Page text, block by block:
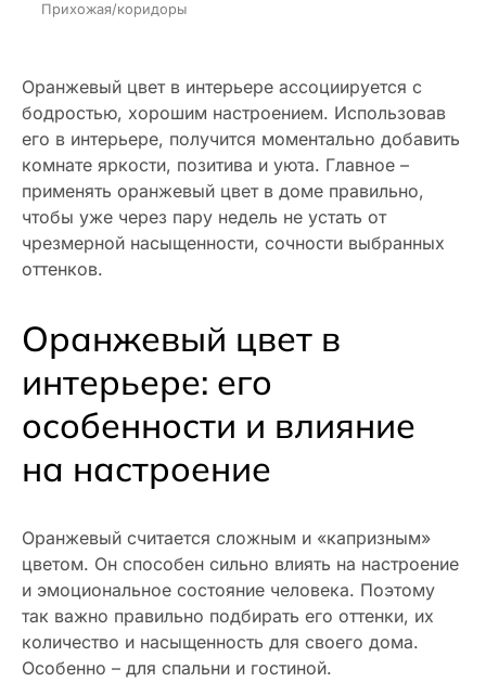
Прихожая/коридоры
Оранжевый цвет в интерьере ассоциируется с
бодростью, хорошим настроением. Использовав
его в интерьере, получится моментально добавить
комнате яркости, позитива и уюта. Главное –
применять оранжевый цвет в доме правильно,
чтобы уже через пару недель не устать от
чрезмерной насыщенности, сочности выбранных
оттенков.
Оранжевый цвет в
интерьере: его
особенности и влияние
на настроение
Оранжевый считается сложным и «капризным»
цветом. Он способен сильно влиять на настроение
и эмоциональное состояние человека. Поэтому
так важно правильно подбирать его оттенки, их
количество и насыщенность для своего дома.
Особенно – для спальни и гостиной.